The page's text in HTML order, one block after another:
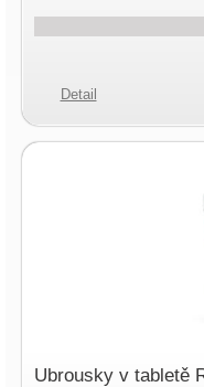
Detail
Ubrousky v tabletě